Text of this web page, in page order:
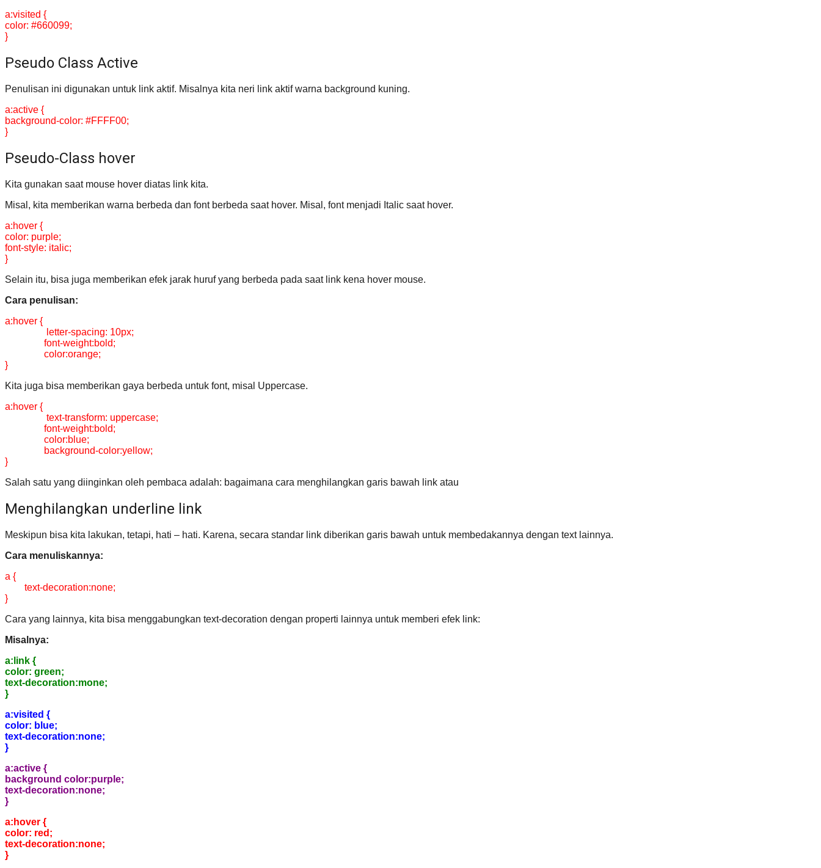
a:visited {
color: #660099;
}
Pseudo Class Active
Penulisan ini digunakan untuk link aktif. Misalnya kita neri link aktif warna background kuning.
a:active {
background-color: #FFFF00;
}
Pseudo-Class hover
Kita gunakan saat mouse hover diatas link kita.
Misal, kita memberikan warna berbeda dan font berbeda saat hover. Misal, font menjadi Italic saat hover.
a:hover {
color: purple;
font-style: italic;
}
Selain itu, bisa juga memberikan efek jarak huruf yang berbeda pada saat link kena hover mouse.
Cara penulisan:
a:hover {
letter-spacing: 10px;
font-weight:bold;
color:orange;
}
Kita juga bisa memberikan gaya berbeda untuk font, misal Uppercase.
a:hover {
text-transform: uppercase;
font-weight:bold;
color:blue;
background-color:yellow;
}
Salah satu yang diinginkan oleh pembaca adalah: bagaimana cara menghilangkan garis bawah link atau
Menghilangkan underline link
Meskipun bisa kita lakukan, tetapi, hati – hati. Karena, secara standar link diberikan garis bawah untuk membedakannya dengan text lainnya.
Cara menuliskannya:
a {
text-decoration:none;
}
Cara yang lainnya, kita bisa menggabungkan text-decoration dengan properti lainnya untuk memberi efek link:
Misalnya:
a:link {
color: green;
text-decoration:mone;
}
a:visited {
color: blue;
text-decoration:none;
}
a:active {
background color:purple;
text-decoration:none;
}
a:hover {
color: red;
text-decoration:none;
}